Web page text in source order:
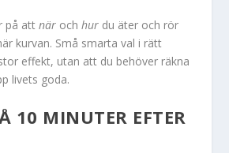
på attnär ochhur du äter och rör
kurvan. Små smarta val i rätt
effekt, utan att du behöver räkna
livets goda.
10 MINUTER EFTER